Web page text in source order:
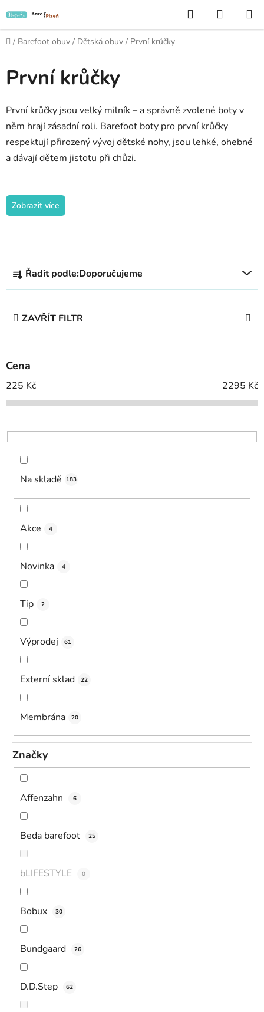
na
obsah
Hledat
KOŠÍK
Domů
/ Barefoot obuv / Dětská obuv / První krůčky
První krůčky
První krůčky jsou velký milník – a správně zvolené boty v
něm hrají zásadní roli. Barefoot boty pro první krůčky
respektují přirozený vývoj dětské nohy, jsou lehké, ohebné
a dávají dětem jistotu při chůzi.
Zobrazit více
Ř
z
p
r
o
d
k
t
Řadit podle:Doporučujeme
ZAVŘÍT FILTR
Cena
225 Kč 2295 Kč
Na skladě 183
Akce 4
Novinka 4
Tip 2
Výprodej 61
Externí sklad 22
Membrána 20
Značky
Affenzahn 6
Beda barefoot 25
bLIFESTYLE 0
Bobux 30
Bundgaard 26
D.D.Step 62